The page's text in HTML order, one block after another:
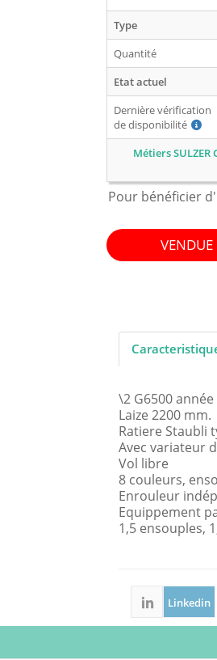
Type
Quantité
Etat actuel
Dernière vérification
de disponibilité
Métiers
Pour bénéficier
\2 G6500 année
Laize 2200 mm.
Ratiere Staubli
Avec variateur
Vol libre
8 couleurs,
Enrouleur
Equippement
1,5 ensouples,
Linkedin